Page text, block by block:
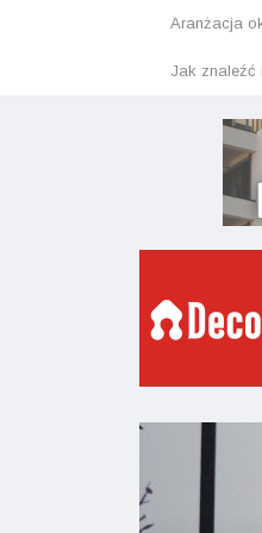
Aranżacja
Jak znaleźć